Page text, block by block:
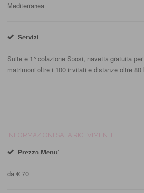
Mediterranea
Servizi
Suite e 1^ colazione Sposi, navetta gratuita
matrimoni oltre i 100 invitati e distanze oltre 80
INFORMAZIONI SALA RICEVIMENTI
Prezzo Menu’
da € 70